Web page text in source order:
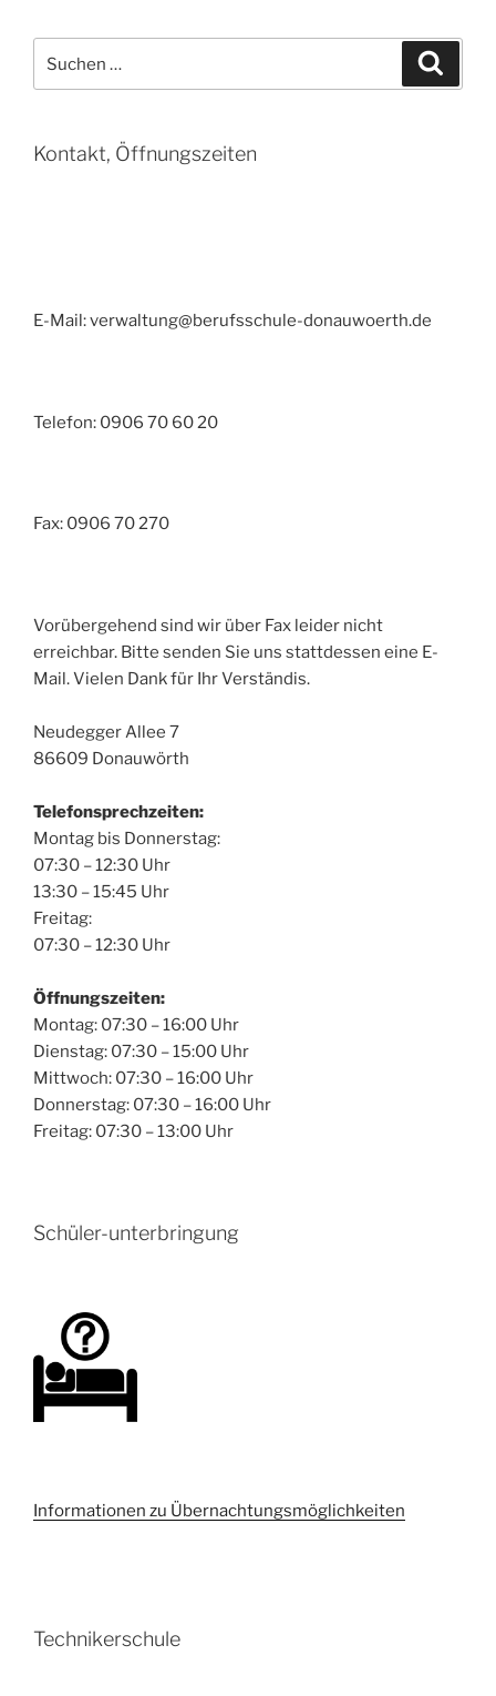
nach:
Kontakt, Öffnungszeiten
E-Mail: verwaltung@berufsschule-donauwoerth.de
Telefon: 0906 70 60 20
Fax: 0906 70 270
Vorübergehend sind wir über Fax leider nicht
erreichbar. Bitte senden Sie uns stattdessen eine E-
Mail. Vielen Dank für Ihr Verständis.
Neudegger Allee 7
86609 Donauwörth
Telefonsprechzeiten:
Montag bis Donnerstag:
07:30 – 12:30 Uhr
13:30 – 15:45 Uhr
Freitag:
07:30 – 12:30 Uhr
Öffnungszeiten:
Montag: 07:30 – 16:00 Uhr
Dienstag: 07:30 – 15:00 Uhr
Mittwoch: 07:30 – 16:00 Uhr
Donnerstag: 07:30 – 16:00 Uhr
Freitag: 07:30 – 13:00 Uhr
Schüler-unterbringung
Informationen zu Übernachtungsmöglichkeiten
Technikerschule